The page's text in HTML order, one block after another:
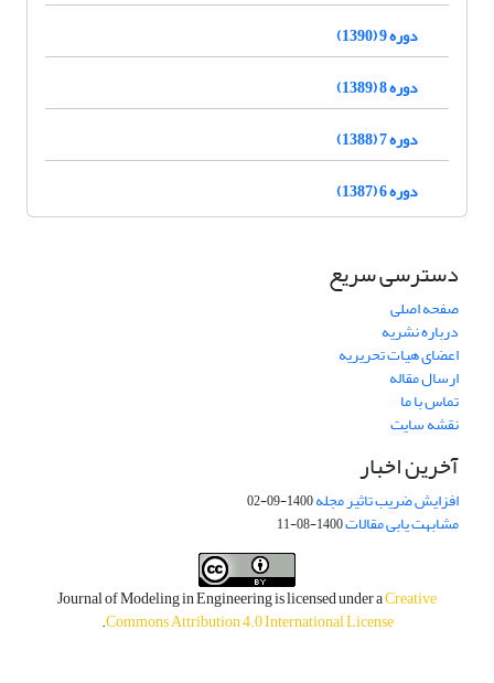
دوره 9 (1390)
دوره 8 (1389)
دوره 7 (1388)
دوره 6 (1387)
دسترسی سریع
صفحه اصلی
درباره نشریه
اعضای هیات تحریریه
ارسال مقاله
تماس با ما
نقشه سایت
آخرین اخبار
افزایش ضریب تاثیر مجله1400-09-02
مشابهت یابی مقالات1400-08-11
Journal of Modeling in Engineering is licensed under aCreative
Commons Attribution 4.0 International License
.